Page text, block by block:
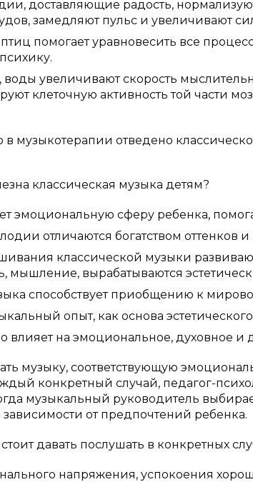
доставляющие радость,
замедляют пульс и увеличивают
помогает уравновесить все
воды увеличивают скорость
клеточную активность той части
в музыкотерапии отведено
классическая музыка детям?
эмоциональную сферу ребенка,
отличаются богатством оттенков
классической музыки
мышление, вырабатываются
способствует приобщению к
опыт, как основа
влияет на эмоциональное, духовное и
музыку, соответствующую
конкретный случай, педагог-
музыкальный руководитель
от предпочтений ребенка.
давать послушать в конкретных
напряжения, успокоения